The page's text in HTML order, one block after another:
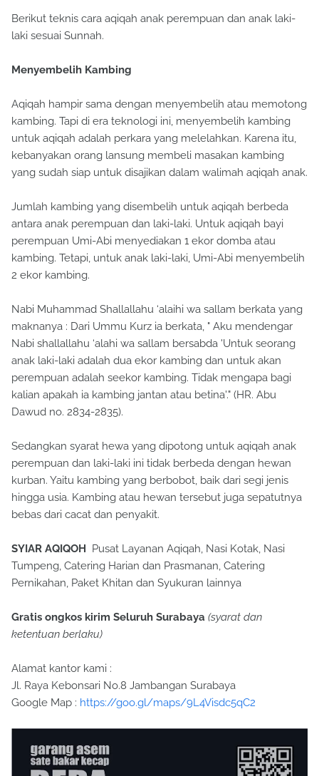
Berikut teknis cara aqiqah anak perempuan dan anak laki-
laki sesuai Sunnah.
Menyembelih Kambing
Aqiqah hampir sama dengan menyembelih atau memotong
kambing. Tapi di era teknologi ini, menyembelih kambing
untuk aqiqah adalah perkara yang melelahkan. Karena itu,
kebanyakan orang lansung membeli masakan kambing
yang sudah siap untuk disajikan dalam walimah aqiqah anak.
Jumlah kambing yang disembelih untuk aqiqah berbeda
antara anak perempuan dan laki-laki. Untuk aqiqah bayi
perempuan Umi-Abi menyediakan 1 ekor domba atau
kambing. Tetapi, untuk anak laki-laki, Umi-Abi menyembelih
2 ekor kambing.
Nabi Muhammad Shallallahu ‘alaihi wa sallam berkata yang
maknanya : Dari Ummu Kurz ia berkata, " Aku mendengar
Nabi shallallahu ‘alahi wa sallam bersabda 'Untuk seorang
anak laki-laki adalah dua ekor kambing dan untuk akan
perempuan adalah seekor kambing. Tidak mengapa bagi
kalian apakah ia kambing jantan atau betina'." (HR. Abu
Dawud no. 2834-2835).
Sedangkan syarat hewa yang dipotong untuk aqiqah anak
perempuan dan laki-laki ini tidak berbeda dengan hewan
kurban. Yaitu kambing yang berbobot, baik dari segi jenis
hingga usia. Kambing atau hewan tersebut juga sepatutnya
bebas dari cacat dan penyakit.
SYIAR AQIQOH
Pusat Layanan Aqiqah, Nasi Kotak, Nasi
Tumpeng, Catering Harian dan Prasmanan, Catering
Pernikahan, Paket Khitan dan Syukuran lainnya
Gratis ongkos kirim Seluruh Surabaya (syarat dan
ketentuan berlaku)
Alamat kantor kami :
Jl. Raya Kebonsari No.8 Jambangan Surabaya
Google Map : https://goo.gl/maps/9L4Visdc5qC2